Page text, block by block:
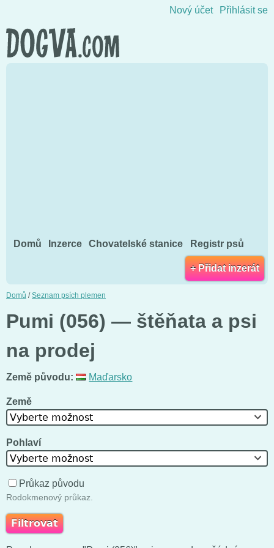
Nový účet Přihlásit se
Domů Inzerce Chovatelské stanice Registr psů
+ Přidat inzerát
Domů /Seznam psích plemen
Pumi (056) — štěňata a psi
na prodej
Země původu: Maďarsko
Země
Vyberte možnost
Pohlaví
Vyberte možnost
Průkaz původu
Rodokmenový průkaz.